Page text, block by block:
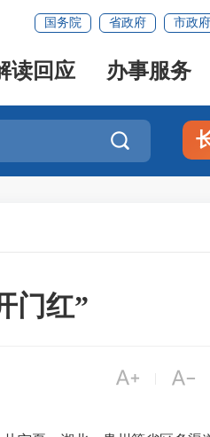
国务院 省政府 市政府
读回应 办事服务

门红”
 